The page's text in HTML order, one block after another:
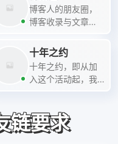
博客人的朋友圈，
博客收录与文章
十年之约
十年之约，即从加
入这个活动起，我
们的博客十年不关
力！
链要求